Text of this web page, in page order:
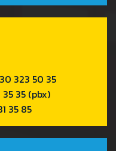
323 50 35
35 (pbx)
35 85